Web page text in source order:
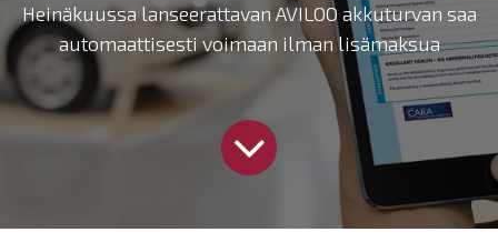
Heinäkuussa lanseerattavan AVILOO akkuturvan saa
automaattisesti voimaan ilman lisämaksua